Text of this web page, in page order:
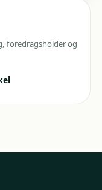
foredragsholder og